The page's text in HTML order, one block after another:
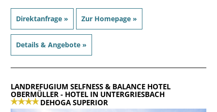
Direktanfrage » Zur Homepage »
Details & Angebote »
LANDREFUGIUM SELFNESS & BALANCE HOTEL
OBERMÜLLER- HOTEL IN UNTERGRIESBACH
DEHOGA SUPERIOR